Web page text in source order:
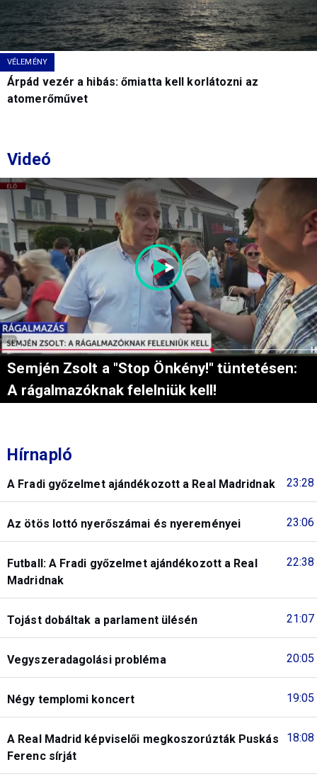
VÉLEMÉNY
Árpád vezér a hibás: őmiatta kell korlátozni az
atomerőművet
Videó
Semjén Zsolt a "Stop Önkény!" tüntetésen:
A rágalmazóknak felelniük kell!
Hírnapló
23:28
A Fradi győzelmet ajándékozott a Real Madridnak
23:06
Az ötös lottó nyerőszámai és nyereményei
22:38
Futball: A Fradi győzelmet ajándékozott a Real
Madridnak
21:07
Tojást dobáltak a parlament ülésén
20:05
Vegyszeradagolási probléma
19:05
Négy templomi koncert
18:08
A Real Madrid képviselői megkoszorúzták Puskás
Ferenc sírját